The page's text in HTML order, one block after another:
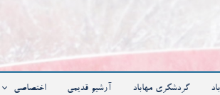
گردشگری مهاباد آرشیو قدیمی اختصاصی